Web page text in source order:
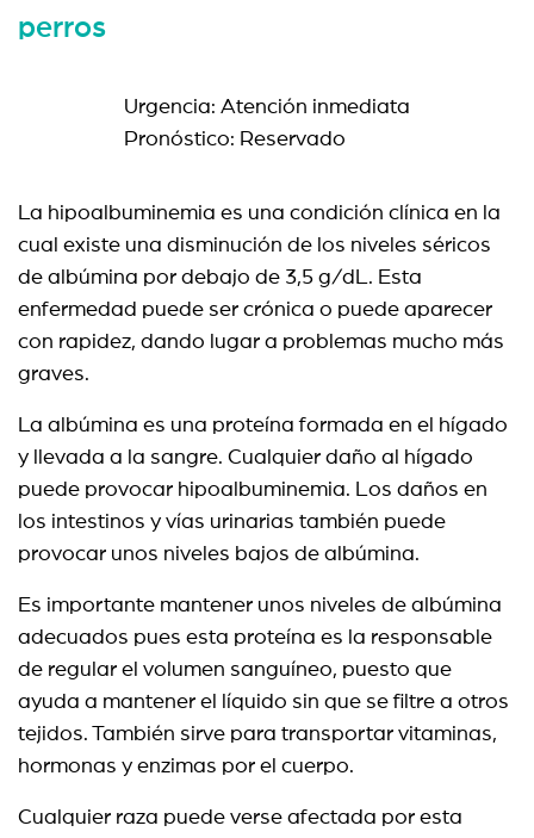
perros
Urgencia: Atención inmediata
Pronóstico: Reservado
La hipoalbuminemia es una condición clínica en la
cual existe una disminución de los niveles séricos
de albúmina por debajo de 3,5 g/dL. Esta
enfermedad puede ser crónica o puede aparecer
con rapidez, dando lugar a problemas mucho más
graves.
La albúmina es una proteína formada en el hígado
y llevada a la sangre. Cualquier daño al hígado
puede provocar hipoalbuminemia. Los daños en
los intestinos y vías urinarias también puede
provocar unos niveles bajos de albúmina.
Es importante mantener unos niveles de albúmina
adecuados pues esta proteína es la responsable
de regular el volumen sanguíneo, puesto que
ayuda a mantener el líquido sin que se filtre a otros
tejidos. También sirve para transportar vitaminas,
hormonas y enzimas por el cuerpo.
Cualquier raza puede verse afectada por esta